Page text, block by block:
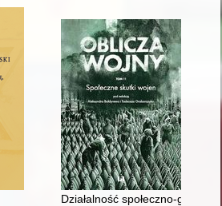
Działalność społeczno-